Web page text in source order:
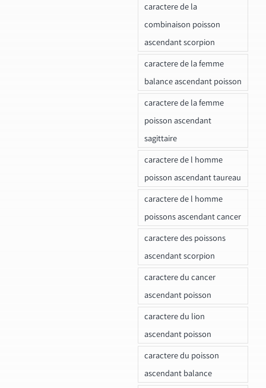
caractere de la
combinaison poisson
ascendant scorpion
caractere de la femme
balance ascendant poisson
caractere de la femme
poisson ascendant
sagittaire
caractere de l homme
poisson ascendant taureau
caractere de l homme
poissons ascendant cancer
caractere des poissons
ascendant scorpion
caractere du cancer
ascendant poisson
caractere du lion
ascendant poisson
caractere du poisson
ascendant balance